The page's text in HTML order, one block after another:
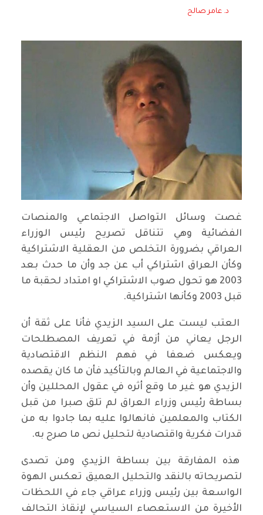
د. عامر صالح
غصت وسائل التواصل الاجتماعي والمنصات
الفضائية وهي تتناقل تصريح رئيس الوزراء
العراقي بضرورة التخلص من العقلية الاشتراكية
وكأن العراق اشتراكي أب عن جد وأن ما حدث بعد
2003 هو تحول صوب الاشتراكي او امتداد لحقبة ما
قبل 2003 وكأنها اشتراكية.
العتب ليست على السيد الزيدي فأنا على ثقة أن
الرجل يعاني من أزمة في تعريف المصطلحات
ويعكس ضعفا في فهم النظم الاقتصادية
والاجتماعية في العالم وبالتأكيد فأن ما كان يقصده
الزيدي هو غير ما وقع أثره في عقول المحللين وأن
بساطة رئيس وزراء العراق لم تلق صبرا من قبل
الكتاب والمعلمين فانهالوا عليه بما جادوا به من
قدرات فكرية واقتصادية لتحليل نص ما صرح به.
هذه المفارقة بين بساطة الزيدي ومن تصدى
لتصريحاته بالنقد والتحليل العميق تعكس الهوة
الواسعة بين رئيس وزراء عراقي جاء في اللحظات
الأخيرة من الاستعصاء السياسي لإنقاذ التحالف